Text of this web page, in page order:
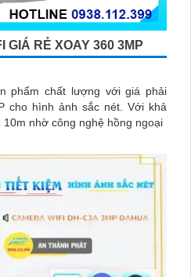
GIÁ RẺ XOAY 360 3MP
phẩm chất lượng với giá phải
cho hình ảnh sắc nét. Với khả
nhờ công nghệ hồng ngoại